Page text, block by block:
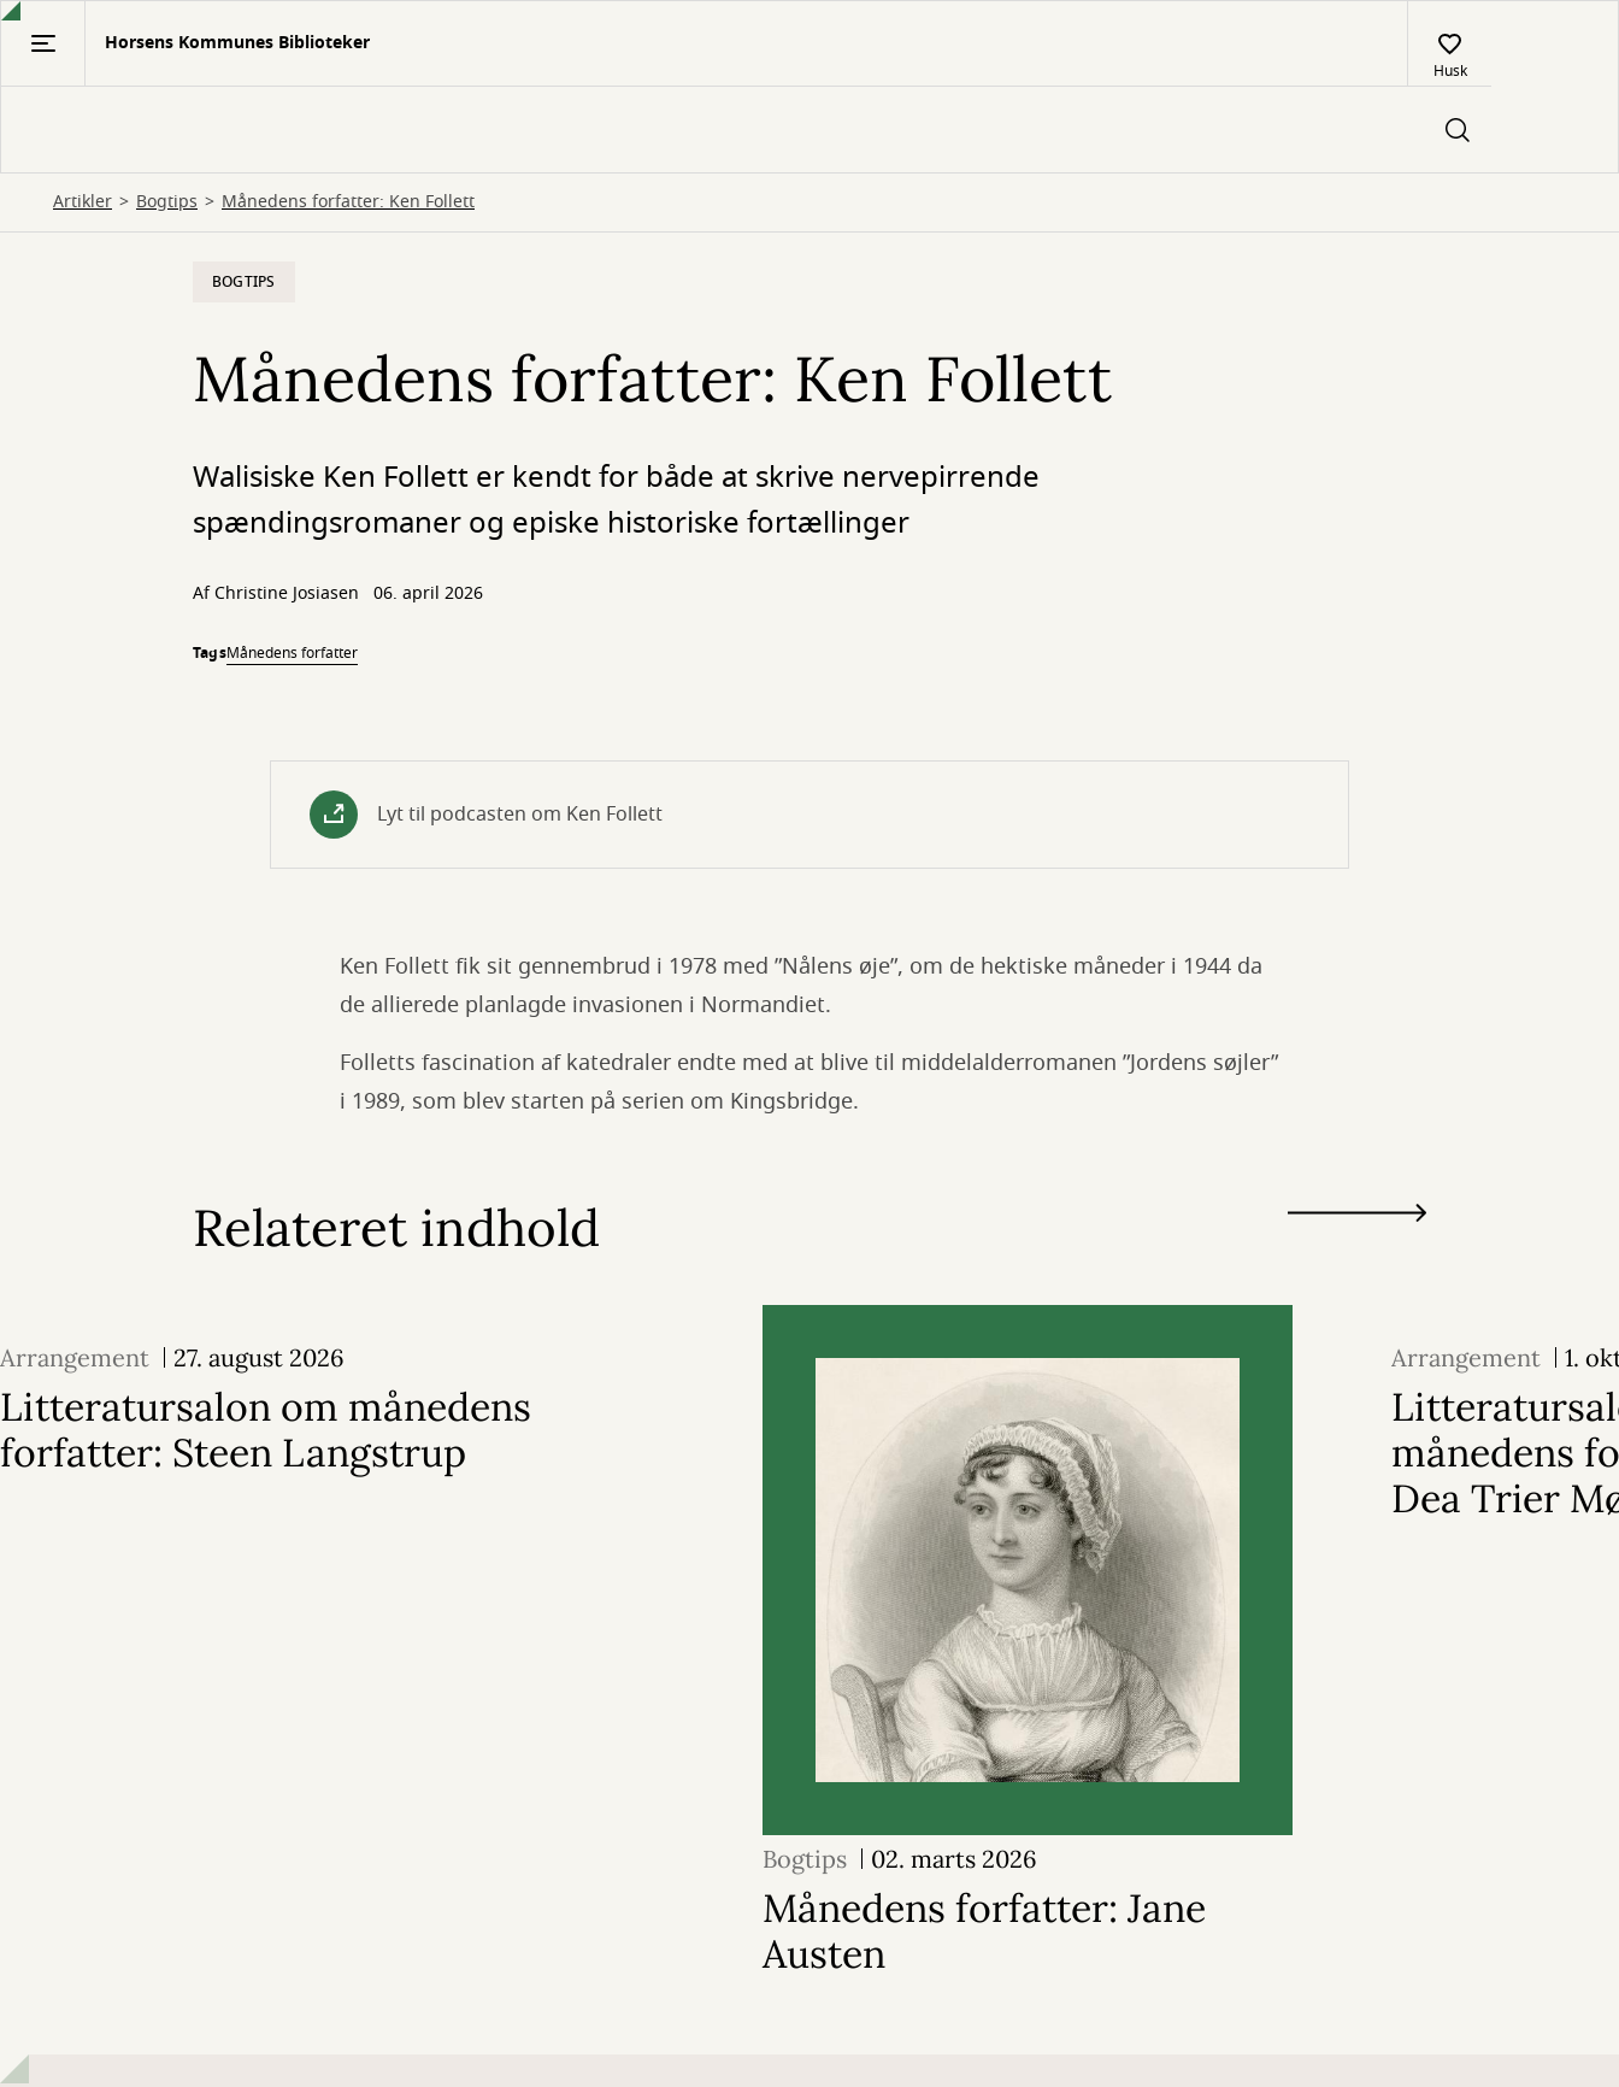
Gå
Horsens Kommunes Biblioteker
Husk
Artikler Bogtips Månedens forfatter: Ken Follett
BOGTIPS
Månedens forfatter: Ken Follett
Walisiske Ken Follett er kendt for både at skrive nervepirrende
spændingsromaner og episke historiske fortællinger
Af Christine Josiasen 06. april 2026
TagsMånedens forfatter
Lyt til podcasten om Ken Follett
Ken Follett fik sit gennembrud i 1978 med ”Nålens øje”, om de hektiske måneder i 1944 da
de allierede planlagde invasionen i Normandiet.
Folletts fascination af katedraler endte med at blive til middelalderromanen ”Jordens søjler”
i 1989, som blev starten på serien om Kingsbridge.
Relateret indhold
Arrangement 27. august 2026
Litteratursalon om månedens
forfatter: Steen Langstrup
Bogtips 02. marts 2026
Månedens forfatter: Jane
Austen
Arrangement 1.
månedens
Dea Trier